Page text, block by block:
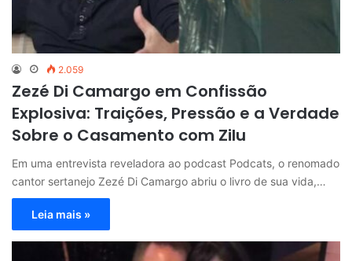
2.059
Zezé Di Camargo em Confissão
Explosiva: Traições, Pressão e a Verdade
Sobre o Casamento com Zilu
Em uma entrevista reveladora ao podcast Podcats, o renomado
cantor sertanejo Zezé Di Camargo abriu o livro de sua vida,…
Leia mais »